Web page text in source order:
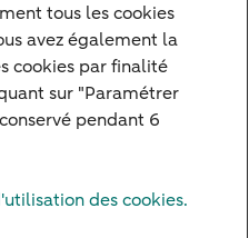
tous les cookies
avez également la
cookies par finalité
sur "Paramétrer
pendant 6
des cookies.